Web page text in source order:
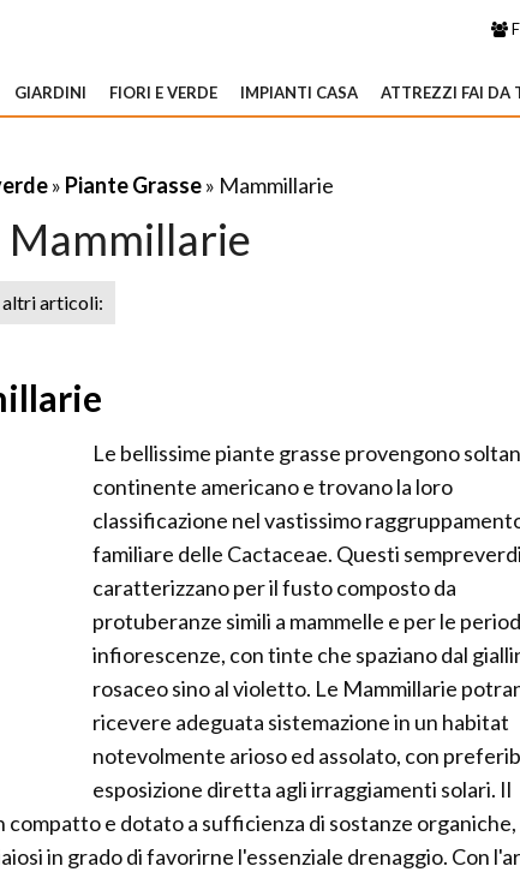
GIARDINI FIORI E VERDE IMPIANTI CASA ATTREZZI FAI DA
» Piante Grasse» Mammillarie
Mammillarie
altri articoli:
Le bellissime piante grasse provengono
continente americano e trovano la loro
classificazione nel vastissimo
familiare delle Cactaceae. Questi
caratterizzano per il fusto composto da
protuberanze simili a mammelle e per le
infiorescenze, con tinte che spaziano dal
rosaceo sino al violetto. Le Mammillarie
ricevere adeguata sistemazione in un habitat
notevolmente arioso ed assolato, con
esposizione diretta agli irraggiamenti solari. Il
e dotato a sufficienza di sostanze organiche,
in grado di favorirne l'essenziale drenaggio. Con